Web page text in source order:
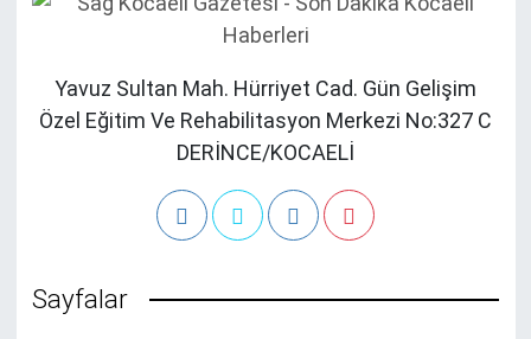
Yavuz Sultan Mah. Hürriyet Cad. Gün Gelişim
Özel Eğitim Ve Rehabilitasyon Merkezi No:327 C
DERİNCE/KOCAELİ
Sayfalar